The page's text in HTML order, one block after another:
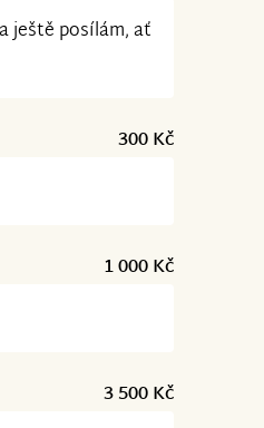
ještě posílám, ať
300 Kč
1 000 Kč
3 500 Kč